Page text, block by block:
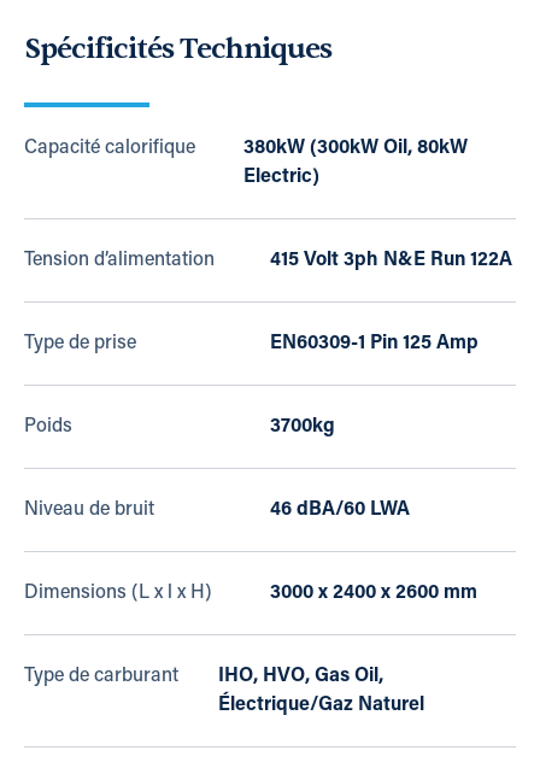
Spécificités Techniques
Capacité calorifique
380kW (300kW Oil, 80kW
Electric)
Tension d’alimentation 415 Volt 3ph N&E Run 122A
Type de prise EN60309-1 Pin 125 Amp
Poids 3700kg
Niveau de bruit 46 dBA/60 LWA
Dimensions (L x l x H) 3000 x 2400 x 2600 mm
Type de carburant
IHO, HVO, Gas Oil,
Électrique/Gaz Naturel